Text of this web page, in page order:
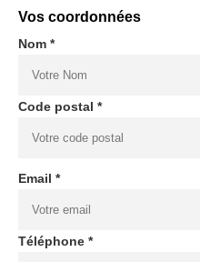
Vos coordonnées
Nom *
Code postal *
Email *
Téléphone *